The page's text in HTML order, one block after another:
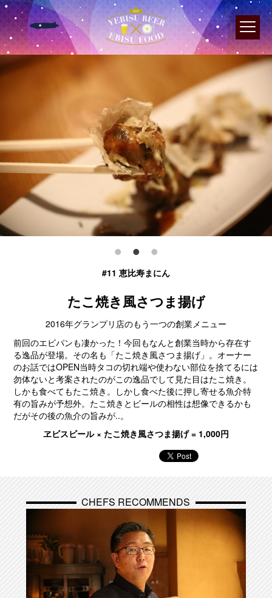
#11 恵比寿まにん
たこ焼き風さつま揚げ
2016年グランプリ店のもう一つの創業メニュー
前回のエビパンも凄かった！今回もなんと創業当時から存在す
る逸品が登場。その名も「たこ焼き風さつま揚げ」。オーナー
のお話ではOPEN当時タコの切れ端や使わない部位を捨てるには
勿体ないと考案されたのがこの逸品でして見た目はたこ焼き。
しかも食べてもたこ焼き。しかし食べた後に押し寄せる魚介特
有の旨みが予想外。たこ焼きとビールの相性は想像できるかも
だがその後の魚介の旨みが..。
ヱビスビール × たこ焼き風さつま揚げ = 1,000円
CHEFS RECOMMENDS